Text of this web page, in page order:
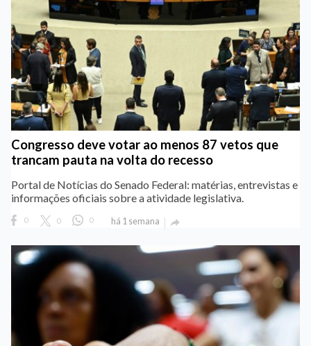
Congresso deve votar ao menos 87 vetos que
trancam pauta na volta do recesso
Portal de Notícias do Senado Federal: matérias, entrevistas e
informações oficiais sobre a atividade legislativa.
0 0 0 há 1 semana 